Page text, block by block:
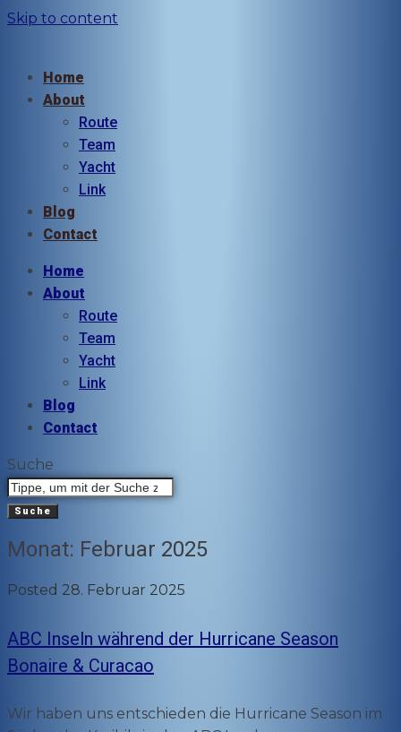
Skip to content
Home
About
Route
Team
Yacht
Link
Blog
Contact
Home
About
Route
Team
Yacht
Link
Blog
Contact
Suche
Suche
Monat: Februar 2025
Posted 28. Februar 2025
ABC Inseln während der Hurricane Season
Bonaire & Curacao
Wir haben uns entschieden die Hurricane Season im